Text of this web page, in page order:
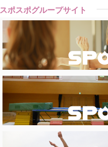
スポスポグループサイト